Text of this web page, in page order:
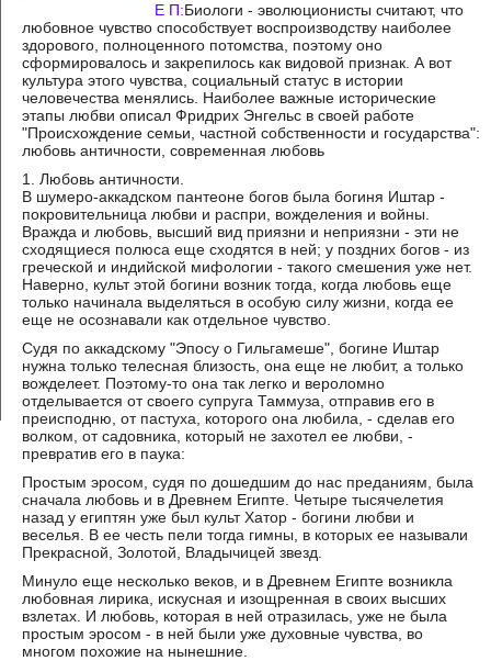
Е П:Биологи - эволюционисты считают, что
любовное чувство способствует воспроизводству наиболее
здорового, полноценного потомства, поэтому оно
сформировалось и закрепилось как видовой признак. А вот
культура этого чувства, социальный статус в истории
человечества менялись. Наиболее важные исторические
этапы любви описал Фридрих Энгельс в своей работе
"Происхождение семьи, частной собственности и государства":
любовь античности, современная любовь
1. Любовь античности.
В шумеро-аккадском пантеоне богов была богиня Иштар -
покровительница любви и распри, вожделения и войны.
Вражда и любовь, высший вид приязни и неприязни - эти не
сходящиеся полюса еще сходятся в ней; у поздних богов - из
греческой и индийской мифологии - такого смешения уже нет.
Наверно, культ этой богини возник тогда, когда любовь еще
только начинала выделяться в особую силу жизни, когда ее
еще не осознавали как отдельное чувство.
Судя по аккадскому "Эпосу о Гильгамеше", богине Иштар
нужна только телесная близость, она еще не любит, а только
вожделеет. Поэтому-то она так легко и вероломно
отделывается от своего супруга Таммуза, отправив его в
преисподню, от пастуха, которого она любила, - сделав его
волком, от садовника, который не захотел ее любви, -
превратив его в паука:
Простым эросом, судя по дошедшим до нас преданиям, была
сначала любовь и в Древнем Египте. Четыре тысячелетия
назад у египтян уже был культ Хатор - богини любви и
веселья. В ее честь пели тогда гимны, в которых ее называли
Прекрасной, Золотой, Владычицей звезд.
Минуло еще несколько веков, и в Древнем Египте возникла
любовная лирика, искусная и изощренная в своих высших
взлетах. И любовь, которая в ней отразилась, уже не была
простым эросом - в ней были уже духовные чувства, во
многом похожие на нынешние.